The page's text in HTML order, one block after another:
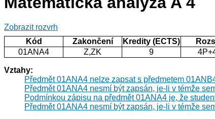
Zobrazit rozvrh
Kód
Zakončení Kredity (ECTS)
01ANA4
Z,ZK 9
Vztahy:
Předmět 01ANA4 nelze zapsat s předmetem
Předmět 01ANA4 nesmí být zapsán, je-li v témže
Podmínkou zápisu na předmět 01ANA4 je, že
Předmět 01ANA4 nesmí být zapsán, je-li v témže